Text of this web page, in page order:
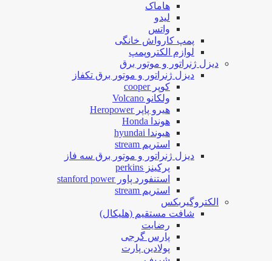
هاماک
لیدو
واتس
پمپ کارواش خانگی
لوازم الکتروپمپ
دیزل ژنراتور و موتور برق
دیزل ژنراتور و موتور برق تکفاز
کوپر cooper
ولکانو Volcano
هیرو پاپر Heropower
هوندا Honda
هیوندا hyundai
استریم stream
دیزل ژنراتور و موتور برق سه فاز
پرکینز perkins
استنفورد پاور stanford power
استریم stream
الکتروگیربکس
شافت مستقیم (هلیکال)
رضایت
پارس گرجی
پولادین پارت